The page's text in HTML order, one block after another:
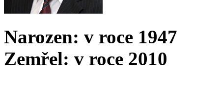
Narozen: v roce 1947
Zemřel: v roce 2010